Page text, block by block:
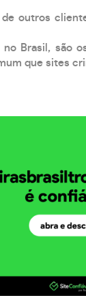
outros
Brasil, são
que sites